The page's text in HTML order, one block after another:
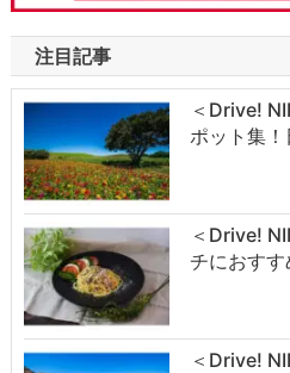
注目記事
＜Drive!
ポット集
＜Drive!
チにおす
＜Drive!